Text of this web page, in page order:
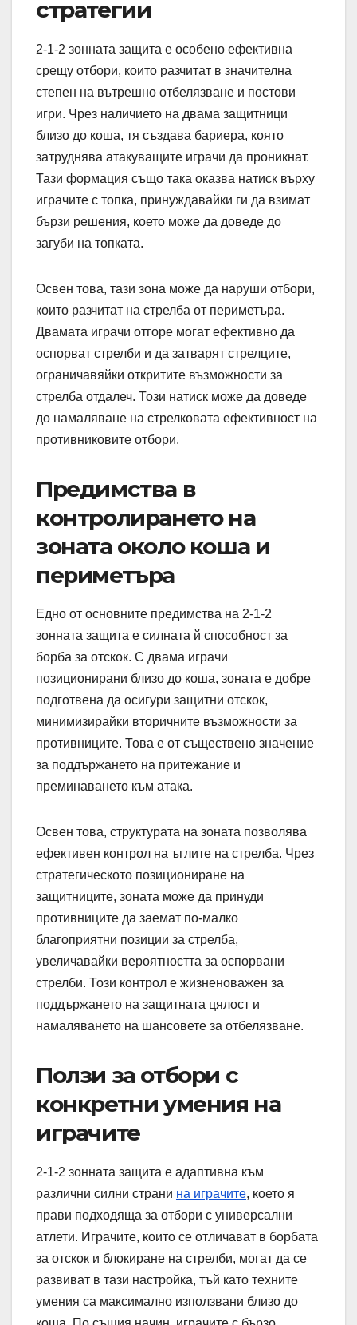
стратегии
2-1-2 зонната защита е особено ефективна
срещу отбори, които разчитат в значителна
степен на вътрешно отбелязване и постови
игри. Чрез наличието на двама защитници
близо до коша, тя създава бариера, която
затруднява атакуващите играчи да проникнат.
Тази формация също така оказва натиск върху
играчите с топка, принуждавайки ги да взимат
бързи решения, което може да доведе до
загуби на топката.
Освен това, тази зона може да наруши отбори,
които разчитат на стрелба от периметъра.
Двамата играчи отгоре могат ефективно да
оспорват стрелби и да затварят стрелците,
ограничавяйки откритите възможности за
стрелба отдалеч. Този натиск може да доведе
до намаляване на стрелковата ефективност на
противниковите отбори.
Предимства в
контролирането на
зоната около коша и
периметъра
Едно от основните предимства на 2-1-2
зонната защита е силната й способност за
борба за отскок. С двама играчи
позиционирани близо до коша, зоната е добре
подготвена да осигури защитни отскок,
минимизирайки вторичните възможности за
противниците. Това е от съществено значение
за поддържането на притежание и
преминаването към атака.
Освен това, структурата на зоната позволява
ефективен контрол на ъглите на стрелба. Чрез
стратегическото позициониране на
защитниците, зоната може да принуди
противниците да заемат по-малко
благоприятни позиции за стрелба,
увеличавайки вероятността за оспорвани
стрелби. Този контрол е жизненоважен за
поддържането на защитната цялост и
намаляването на шансовете за отбелязване.
Ползи за отбори с
конкретни умения на
играчите
2-1-2 зонната защита е адаптивна към
различни силни страни на играчите, което я
прави подходяща за отбори с универсални
атлети. Играчите, които се отличават в борбата
за отскок и блокиране на стрелби, могат да се
развиват в тази настройка, тъй като техните
умения са максимално използвани близо до